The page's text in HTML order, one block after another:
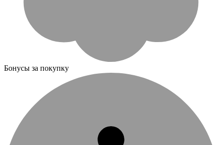
Бонусы за покупку